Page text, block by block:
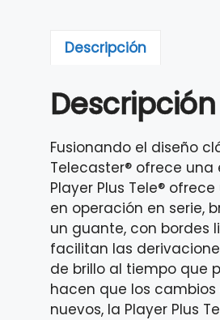
Descripción
Descripción
Fusionando el diseño
Telecaster® ofrece una
Player Plus Tele®
en operación en serie,
un guante, con bordes
facilitan las
de brillo al tiempo que
hacen que los
nuevos, la Player Plus